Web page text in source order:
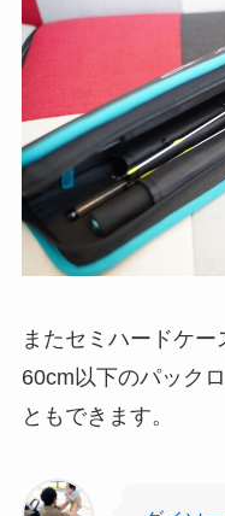
またセミハードケ
60cm以下のパック
ともできます。